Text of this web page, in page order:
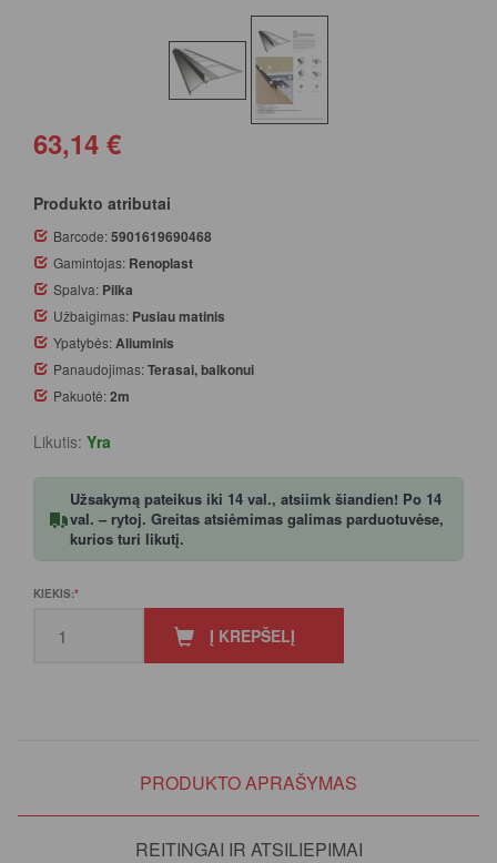
63,14 €
Produkto atributai
Barcode:5901619690468
Gamintojas: Renoplast
Spalva: Pilka
Užbaigimas: Pusiau matinis
Ypatybės:Aliuminis
Panaudojimas:Terasai, balkonui
Pakuotė:2m
Likutis: Yra
Užsakymą pateikus iki 14 val., atsiimk šiandien! Po 14
val. – rytoj. Greitas atsiėmimas galimas parduotuvėse,
kurios turi likutį.
KIEKIS:
Į KREPŠELĮ
PRODUKTO APRAŠYMAS
REITINGAI IR ATSILIEPIMAI